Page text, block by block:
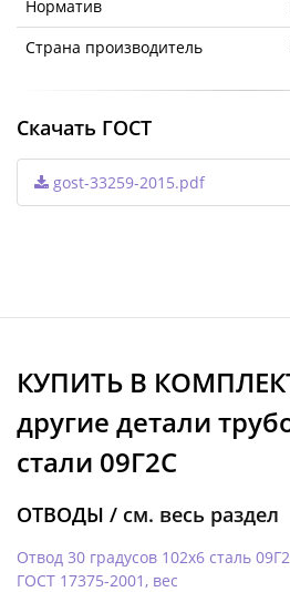
Норматив
Страна производитель
Скачать ГОСТ
gost-33259-2015.pdf
КУПИТЬ В
другие детали
стали 09Г2С
ОТВОДЫ / см. весь раздел
Отвод 30 градусов 102х6 сталь
ГОСТ 17375-2001, вес